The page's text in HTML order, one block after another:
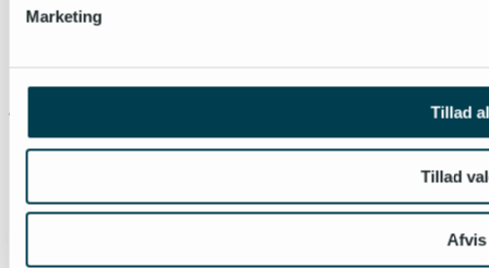
Marketing
Tillad
Tillad
Afvis